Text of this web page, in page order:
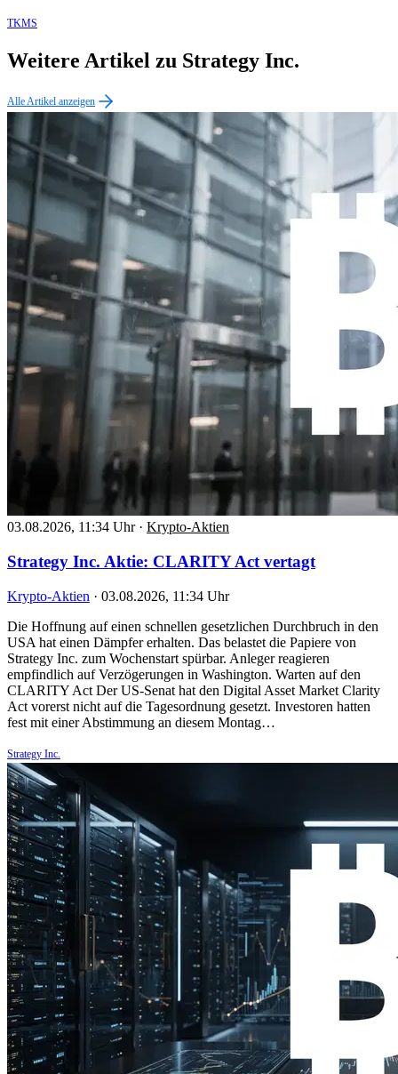
TKMS
Weitere Artikel zu Strategy Inc.
Alle Artikel anzeigen
03.08.2026, 11:34 Uhr · Krypto-Aktien
Strategy Inc. Aktie: CLARITY Act vertagt
Krypto-Aktien · 03.08.2026, 11:34 Uhr
Die Hoffnung auf einen schnellen gesetzlichen Durchbruch in den
USA hat einen Dämpfer erhalten. Das belastet die Papiere von
Strategy Inc. zum Wochenstart spürbar. Anleger reagieren
empfindlich auf Verzögerungen in Washington. Warten auf den
CLARITY Act Der US-Senat hat den Digital Asset Market Clarity
Act vorerst nicht auf die Tagesordnung gesetzt. Investoren hatten
fest mit einer Abstimmung an diesem Montag…
Strategy Inc.